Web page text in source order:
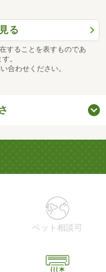
る
することを表すものであ
。
合わせください。
ペット相談可